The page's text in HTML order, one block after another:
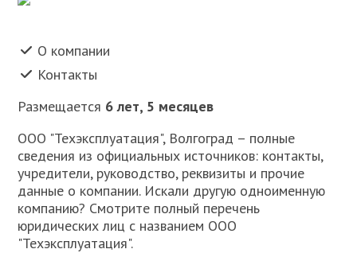
О компании
Контакты
Размещается 6 лет, 5 месяцев
ООО "Техэксплуатация", Волгоград – полные
сведения из официальных источников: контакты,
учредители, руководство, реквизиты и прочие
данные о компании. Искали другую одноименную
компанию? Смотрите полный перечень
юридических лиц с названием ООО
"Техэксплуатация".